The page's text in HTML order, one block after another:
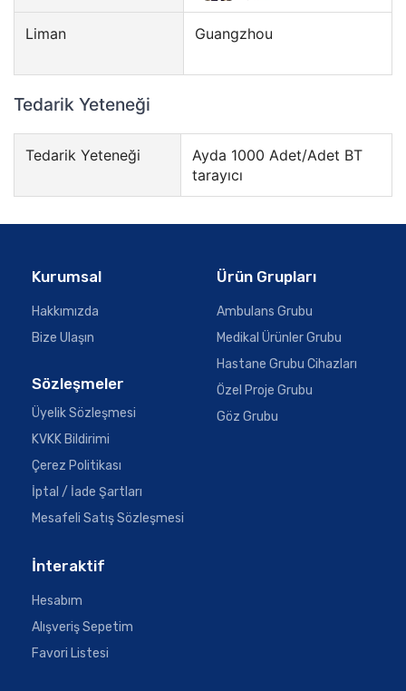
Liman Guangzhou
Tedarik Yeteneği
Tedarik Yeteneği
Ayda 1000 Adet/Adet BT
tarayıcı
Kurumsal
Hakkımızda
Bize Ulaşın
Sözleşmeler
Üyelik Sözleşmesi
KVKK Bildirimi
Çerez Politikası
İptal / İade Şartları
Mesafeli Satış Sözleşmesi
Ürün Grupları
Ambulans Grubu
Medikal Ürünler Grubu
Hastane Grubu Cihazları
Özel Proje Grubu
Göz Grubu
İnteraktif
Hesabım
Alışveriş Sepetim
Favori Listesi